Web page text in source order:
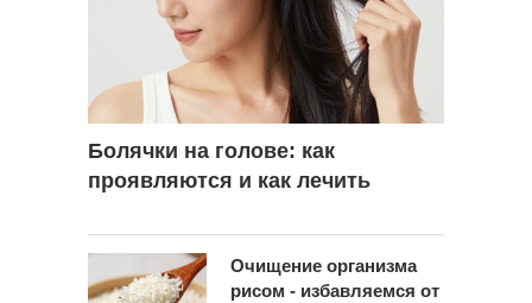
Болячки на голове: как
проявляются и как лечить
Очищение организма
рисом - избавляемся от